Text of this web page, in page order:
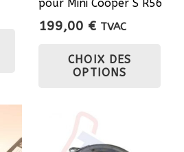
pour Mini Cooper S R56
199,00 € TVAC
CHOIX DES
OPTIONS